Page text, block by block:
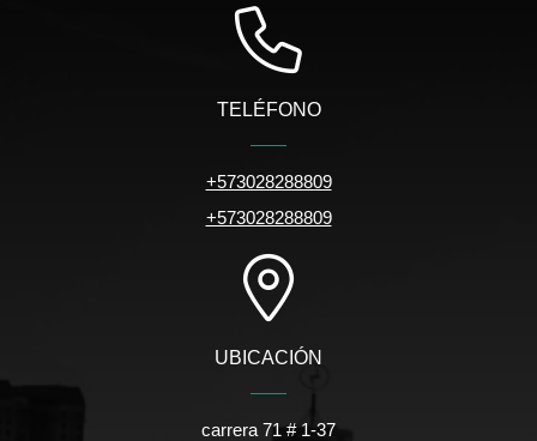
TELÉFONO
+573028288809
+573028288809
UBICACIÓN
carrera 71 # 1-37